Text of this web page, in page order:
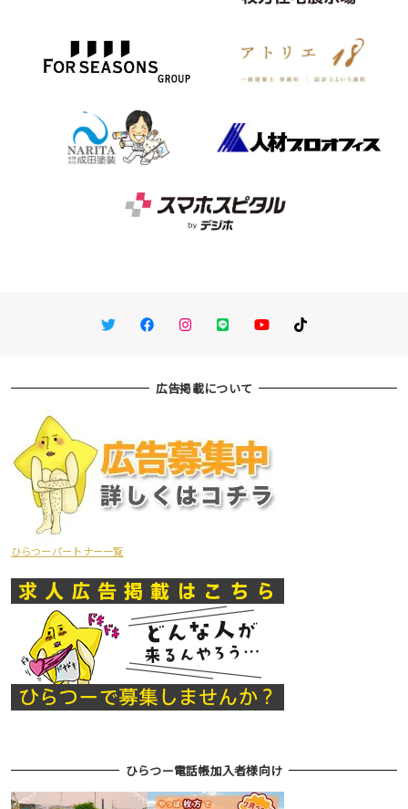
TwitterFacebookInstagram
LINE You TubeTikTok
広告掲載について
ひらつーパートナー一覧
ひらつー電話帳加入者様向け